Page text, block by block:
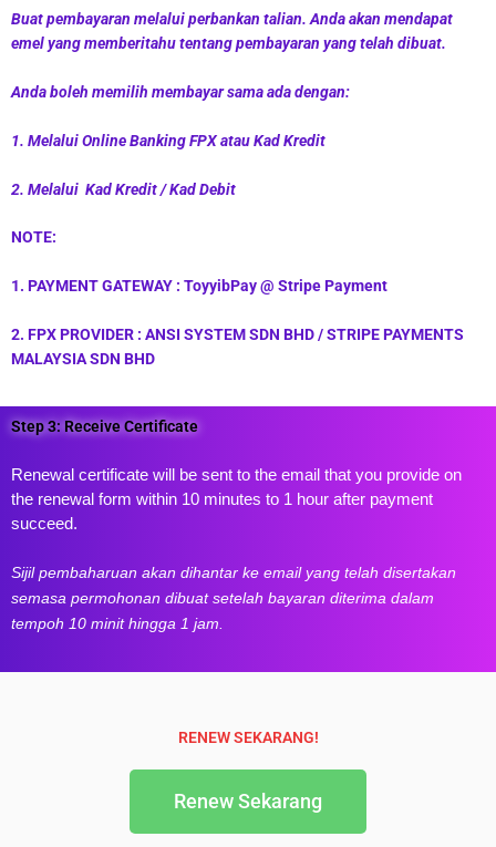
Buat pembayaran melalui perbankan talian. Anda akan mendapat
emel yang memberitahu tentang pembayaran yang telah dibuat.
Anda boleh memilih membayar sama ada dengan:
1. Melalui Online Banking FPX atau Kad Kredit
2. Melalui Kad Kredit / Kad Debit
NOTE:
1. PAYMENT GATEWAY : ToyyibPay @ Stripe Payment
2. FPX PROVIDER : ANSI SYSTEM SDN BHD / STRIPE PAYMENTS
MALAYSIA SDN BHD
Step 3: Receive Certificate
Renewal certificate will be sent to the email that you provide on
the renewal form within 10 minutes to 1 hour after payment
succeed.
Sijil pembaharuan akan dihantar ke email yang telah disertakan
semasa permohonan dibuat setelah bayaran diterima dalam
tempoh 10 minit hingga 1 jam.
RENEW SEKARANG!
Renew Sekarang